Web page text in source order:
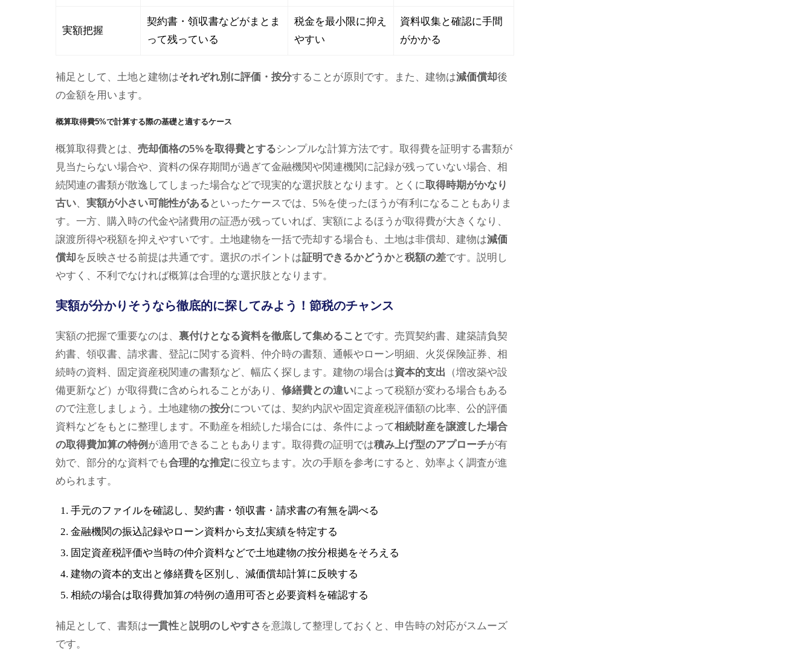
実額把握
契約書・領収書などがまとま
って残っている
税金を最小限に抑え
やすい
資料収集と確認に手間
がかかる
補足として、土地と建物はそれぞれ別に評価・按分することが原則です。また、建物は減価償却後
の金額を用います。
概算取得費5%で計算する際の基礎と適するケース
概算取得費とは、 売却価格の5%を取得費とするシンプルな計算方法です。取得費を証明する書類が
見当たらない場合や、資料の保存期間が過ぎて金融機関や関連機関に記録が残っていない場合、相
続関連の書類が散逸してしまった場合などで現実的な選択肢となります。とくに取得時期がかなり
古い、 実額が小さい可能性があるといったケースでは、5%を使ったほうが有利になることもありま
す。一方、購入時の代金や諸費用の証憑が残っていれば、実額によるほうが取得費が大きくなり、
譲渡所得や税額を抑えやすいです。土地建物を一括で売却する場合も、土地は非償却、建物は減価
償却を反映させる前提は共通です。選択のポイントは証明できるかどうかと税額の差です。説明し
やすく、不利でなければ概算は合理的な選択肢となります。
実額が分かりそうなら徹底的に探してみよう！節税のチャンス
実額の把握で重要なのは、 裏付けとなる資料を徹底して集めることです。売買契約書、建築請負契
約書、領収書、請求書、登記に関する資料、仲介時の書類、通帳やローン明細、火災保険証券、相
続時の資料、固定資産税関連の書類など、幅広く探します。建物の場合は資本的支出 （増改築や設
備更新など）が取得費に含められることがあり、 修繕費との違いによって税額が変わる場合もある
ので注意しましょう。土地建物の按分については、契約内訳や固定資産税評価額の比率、公的評価
資料などをもとに整理します。不動産を相続した場合には、条件によって相続財産を譲渡した場合
の取得費加算の特例が適用できることもあります。取得費の証明では積み上げ型のアプローチが有
効で、部分的な資料でも合理的な推定に役立ちます。次の手順を参考にすると、効率よく調査が進
められます。
手元のファイルを確認し、契約書・領収書・請求書の有無を調べる
金融機関の振込記録やローン資料から支払実績を特定する
固定資産税評価や当時の仲介資料などで土地建物の按分根拠をそろえる
建物の資本的支出と修繕費を区別し、減価償却計算に反映する
相続の場合は取得費加算の特例の適用可否と必要資料を確認する
補足として、書類は一貫性と説明のしやすさ を意識して整理しておくと、申告時の対応がスムーズ
です。